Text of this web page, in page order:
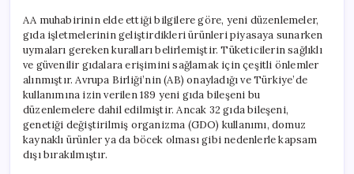
AA muhabirinin elde ettiği bilgilere göre, yeni düzenlemeler,
gıda işletmelerinin geliştirdikleri ürünleri piyasaya sunarken
uymaları gereken kuralları belirlemiştir. Tüketicilerin sağlıklı
ve güvenilir gıdalara erişimini sağlamak için çeşitli önlemler
alınmıştır. Avrupa Birliği’nin (AB) onayladığı ve Türkiye’de
kullanımına izin verilen 189 yeni gıda bileşeni bu
düzenlemelere dahil edilmiştir. Ancak 32 gıda bileşeni,
genetiği değiştirilmiş organizma (GDO) kullanımı, domuz
kaynaklı ürünler ya da böcek olması gibi nedenlerle kapsam
dışı bırakılmıştır.